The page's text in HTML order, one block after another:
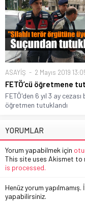
ASAYİŞ 2 Mayıs 2019
FETÖ’cü öğretmene
FETÖ'den 6 yıl 3 ay cezası
öğretmen tutuklandı
YORUMLAR
Yorum yapabilmek için
This site uses Akismet to
is processed.
Henüz yorum
yapabilirsiniz.